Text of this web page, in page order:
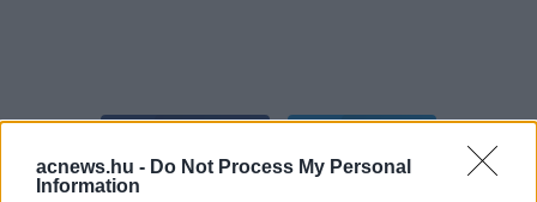
acnews.hu - Do Not Process My Personal
Information